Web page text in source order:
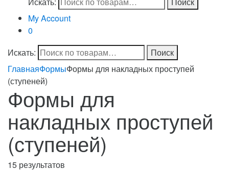
My Account
0
Искать:
Поиск
ГлавнаяФормыФормы для накладных проступей
(ступеней)
Формы для
накладных проступей
(ступеней)
15 результатов